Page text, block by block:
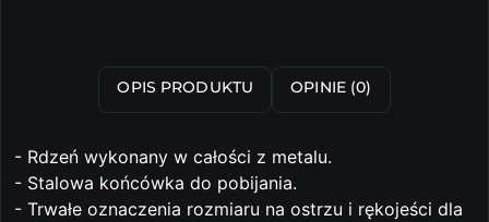
OPIS PRODUKTU OPINIE (0)
- Rdzeń wykonany w całości z metalu.
- Stalowa końcówka do pobijania.
- Trwałe oznaczenia rozmiaru na ostrzu i rękojeści dla